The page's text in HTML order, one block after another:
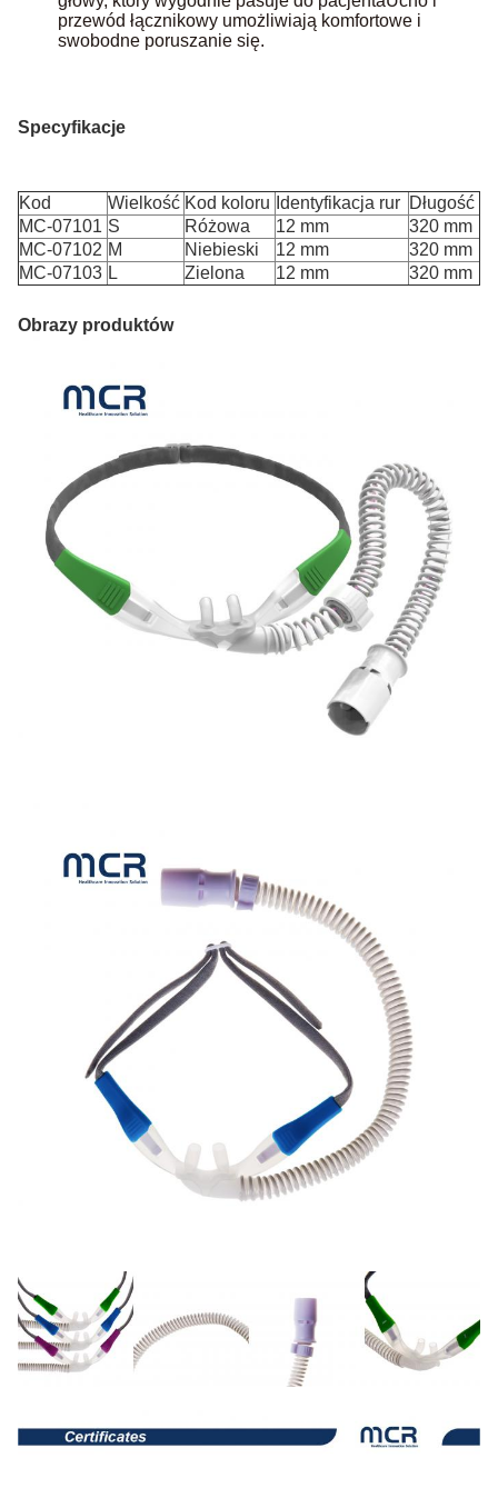
przewód łącznikowy umożliwiają komfortowe i
swobodne poruszanie się.
Specyfikacje
Kod Wielkość Kod koloru Identyfikacja rur Długość
MC-07101 S Różowa 12 mm
320 mm
MC-07102 M Niebieski 12 mm
320 mm
MC-07103 L Zielona 12 mm 320 mm
Obrazy produktów